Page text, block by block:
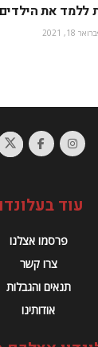
ללמד את
18, 2021
עוד
פרסמו אצלנו
צרו קשר
תנאים והגבלות
אודותינו